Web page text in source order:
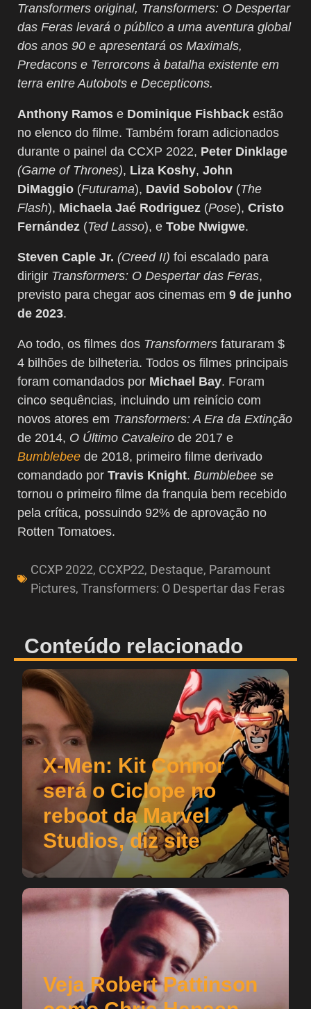
Transformers original, Transformers: O Despertar
das Feras levará o público a uma aventura global
dos anos 90 e apresentará os Maximals,
Predacons e Terrorcons à batalha existente em
terra entre Autobots e Decepticons.
Anthony Ramos e Dominique Fishback estão
no elenco do filme. Também foram adicionados
durante o painel da CCXP 2022, Peter Dinklage
(Game of Thrones), Liza Koshy, John
DiMaggio (Futurama), David Sobolov (The
Flash), Michaela Jaé Rodriguez (Pose), Cristo
Fernández (Ted Lasso), e Tobe Nwigwe.
Steven Caple Jr. (Creed II) foi escalado para
dirigir Transformers: O Despertar das Feras,
previsto para chegar aos cinemas em 9 de junho
de 2023.
Ao todo, os filmes dos Transformers faturaram $
4 bilhões de bilheteria. Todos os filmes principais
foram comandados por Michael Bay. Foram
cinco sequências, incluindo um reinício com
novos atores em Transformers: A Era da Extinção
de 2014, O Último Cavaleiro de 2017 e
Bumblebee de 2018, primeiro filme derivado
comandado por Travis Knight. Bumblebee se
tornou o primeiro filme da franquia bem recebido
pela crítica, possuindo 92% de aprovação no
Rotten Tomatoes.
CCXP 2022, CCXP22, Destaque, Paramount
Pictures, Transformers: O Despertar das Feras
Conteúdo relacionado
X-Men: Kit Connor
será o Ciclope no
reboot da Marvel
Studios, diz site
Veja Robert Pattinson